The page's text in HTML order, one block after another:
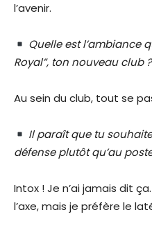
l’avenir.
Quelle est l’ambiance
Royal”, ton nouveau club ?
Au sein du club, tout se
Il paraît que tu
défense plutôt qu’au
Intox ! Je n’ai jamais dit
l’axe, mais je préfère le